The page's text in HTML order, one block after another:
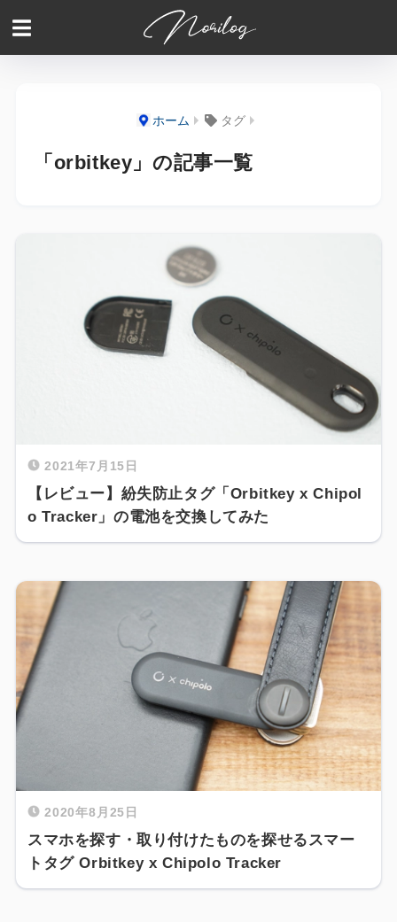
ホーム タグ
「orbitkey」の記事一覧
2021年7月15日
【レビュー】紛失防止タグ「Orbitkey x Chipol
o Tracker」の電池を交換してみた
2020年8月25日
スマホを探す・取り付けたものを探せるスマー
トタグ Orbitkey x Chipolo Tracker